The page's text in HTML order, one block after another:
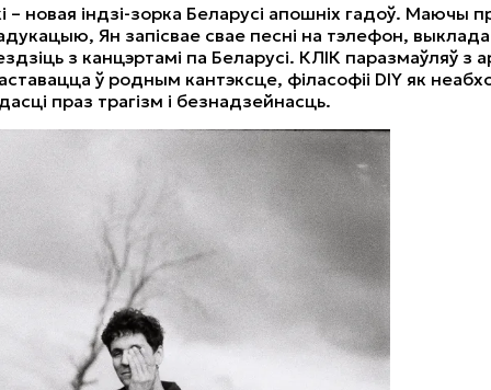
– новая індзі-зорка Беларусі апошніх гадоў. Маючы
Ян запісвае свае песні на тэлефон,
з канцэртамі па Беларусі. КЛІК паразмаўляў з
ў родным кантэксце, філасофіі DIY як
праз трагізм і безнадзейнасць.